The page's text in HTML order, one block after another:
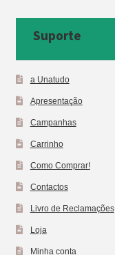
Suporte
a Unatudo
Apresentação
Campanhas
Carrinho
Como Comprar!
Contactos
Livro de Reclamações
Loja
Minha conta